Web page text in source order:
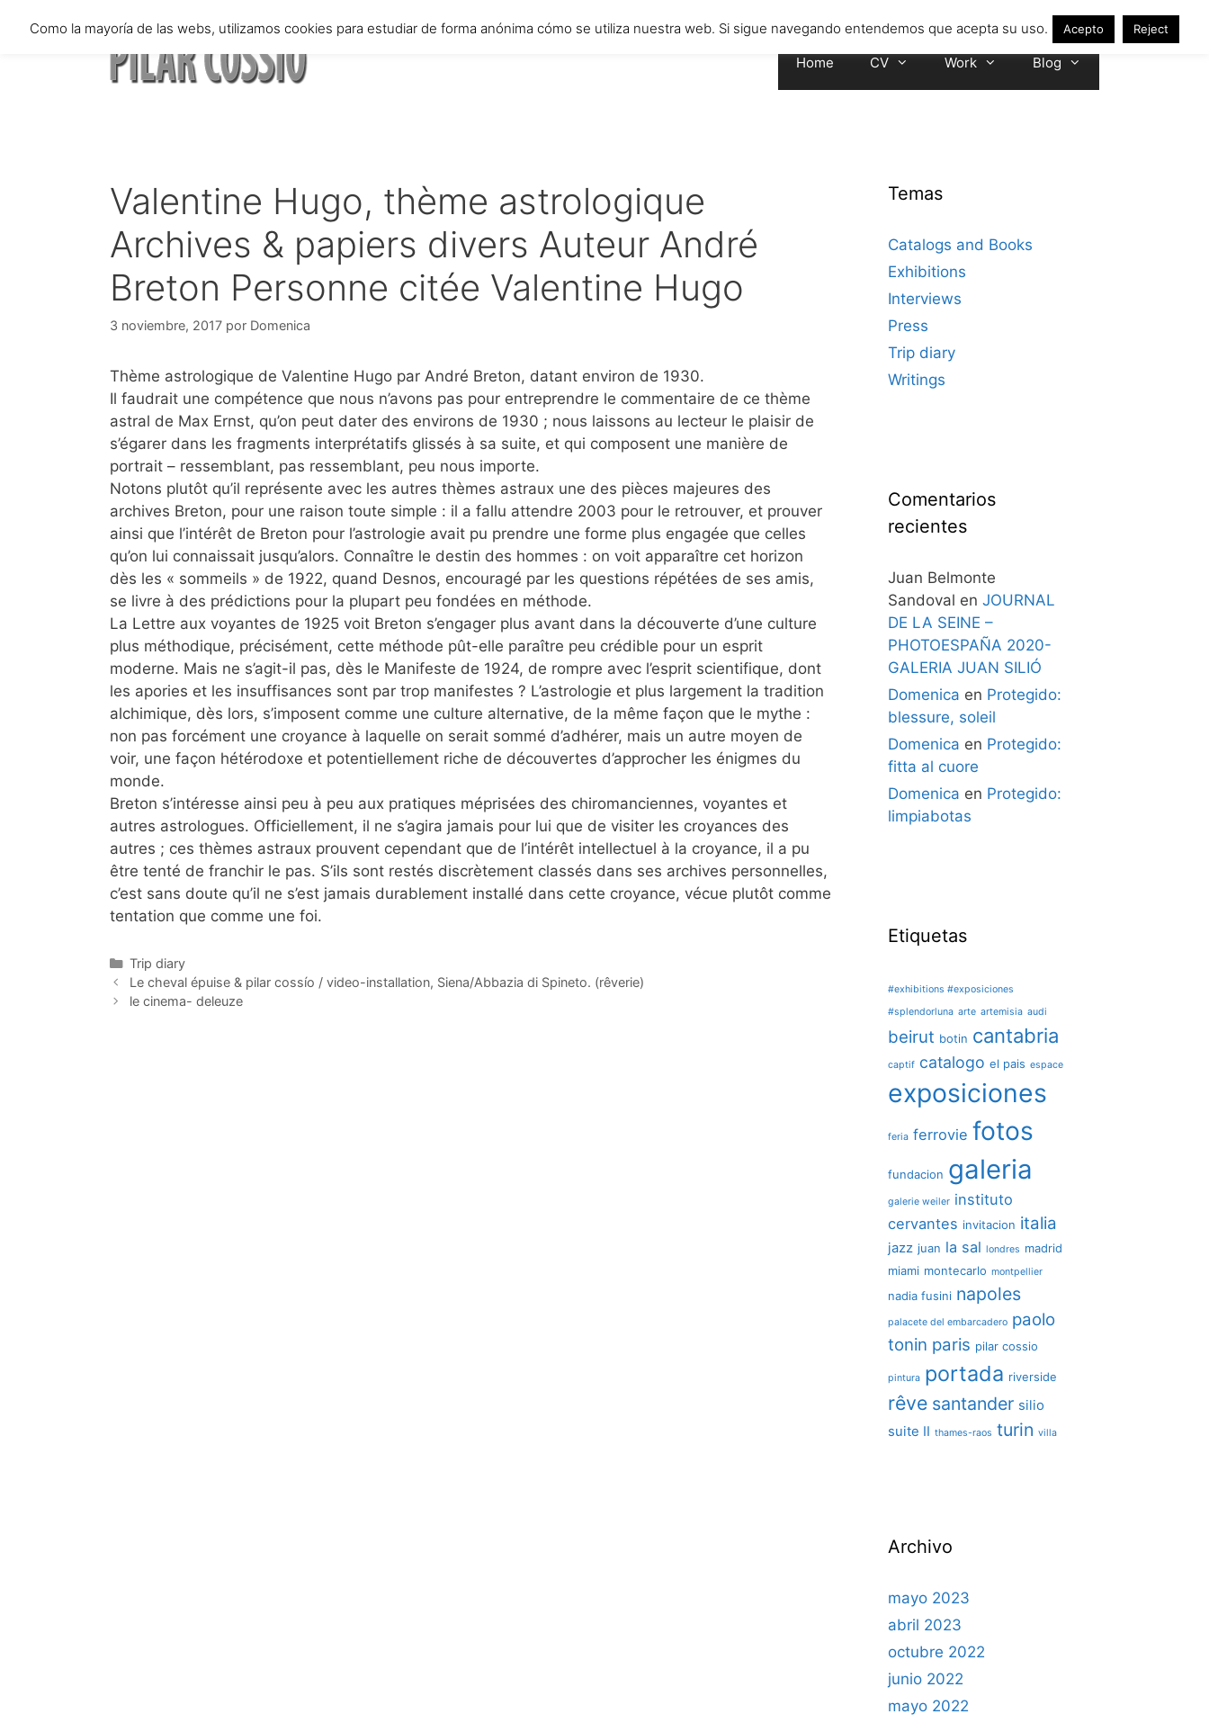
Home CV Work Blog
Valentine Hugo, thème astrologique
Archives & papiers divers Auteur André
Breton Personne citée Valentine Hugo
3 noviembre, 2017 por Domenica
Thème astrologique de Valentine Hugo par André Breton, datant environ de 1930.
Il faudrait une compétence que nous n’avons pas pour entreprendre le commentaire de ce thème
astral de Max Ernst, qu’on peut dater des environs de 1930 ; nous laissons au lecteur le plaisir de
s’égarer dans les fragments interprétatifs glissés à sa suite, et qui composent une manière de
portrait – ressemblant, pas ressemblant, peu nous importe.
Notons plutôt qu’il représente avec les autres thèmes astraux une des pièces majeures des
archives Breton, pour une raison toute simple : il a fallu attendre 2003 pour le retrouver, et prouver
ainsi que l’intérêt de Breton pour l’astrologie avait pu prendre une forme plus engagée que celles
qu’on lui connaissait jusqu’alors. Connaître le destin des hommes : on voit apparaître cet horizon
dès les « sommeils » de 1922, quand Desnos, encouragé par les questions répétées de ses amis,
se livre à des prédictions pour la plupart peu fondées en méthode.
La Lettre aux voyantes de 1925 voit Breton s’engager plus avant dans la découverte d’une culture
plus méthodique, précisément, cette méthode pût-elle paraître peu crédible pour un esprit
moderne. Mais ne s’agit-il pas, dès le Manifeste de 1924, de rompre avec l’esprit scientifique, dont
les apories et les insuffisances sont par trop manifestes ? L’astrologie et plus largement la tradition
alchimique, dès lors, s’imposent comme une culture alternative, de la même façon que le mythe :
non pas forcément une croyance à laquelle on serait sommé d’adhérer, mais un autre moyen de
voir, une façon hétérodoxe et potentiellement riche de découvertes d’approcher les énigmes du
monde.
Breton s’intéresse ainsi peu à peu aux pratiques méprisées des chiromanciennes, voyantes et
autres astrologues. Officiellement, il ne s’agira jamais pour lui que de visiter les croyances des
autres ; ces thèmes astraux prouvent cependant que de l’intérêt intellectuel à la croyance, il a pu
être tenté de franchir le pas. S’ils sont restés discrètement classés dans ses archives personnelles,
c’est sans doute qu’il ne s’est jamais durablement installé dans cette croyance, vécue plutôt comme
tentation que comme une foi.
Categorías
Trip diary
Le cheval épuise & pilar cossío / video-installation, Siena/Abbazia di Spineto. (rêverie)
le cinema- deleuze
Temas
Catalogs and Books
Exhibitions
Interviews
Press
Trip diary
Writings
Comentarios
recientes
Juan Belmonte
Sandoval en JOURNAL
DE LA SEINE –
PHOTOESPAÑA 2020-
GALERIA JUAN SILIÓ
Domenica en Protegido:
blessure, soleil
Domenica en Protegido:
fitta al cuore
Domenica en Protegido:
limpiabotas
Etiquetas
#exhibitions #exposiciones
#splendorluna arte artemisia audi
beirut botin cantabria
captif catalogo el pais espace
exposiciones
feria ferrovie fotos
fundacion galeria
galerie weiler instituto
cervantes invitacion italia
jazz juan la sal londres madrid
miami montecarlo montpellier
nadia fusini napoles
palacete del embarcadero paolo
tonin paris pilar cossio
pintura portada riverside
rêve santander silio
suite II thames-raos turin villa
Archivo
mayo 2023
abril 2023
octubre 2022
junio 2022
mayo 2022
Como la mayoría de las webs, utilizamos cookies para estudiar de forma anónima cómo se utiliza nuestra web. Si sigue navegando entendemos que acepta su uso. Acepto Reject